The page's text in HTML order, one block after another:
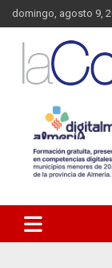
Saltar
al
contenido
domingo, agosto 9,
La
Almanzora y sus